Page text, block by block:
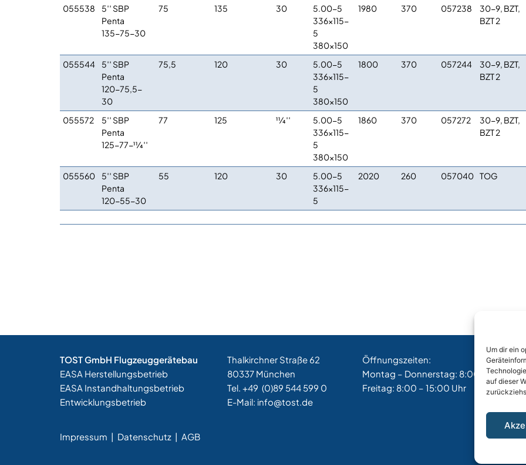
Um dir ein
auf dieser
055538
5′′ SBP
Penta
135-75-30
75 135 30
5.00-5
336×115-
5
380×150
1980 370 057238
30-9, BZT,
BZT 2
055544
5′′ SBP
Penta
120-75,5-
30
75,5 120 30
5.00-5
336×115-
5
380×150
1800 370 057244
30-9, BZT,
BZT 2
055572
5′′ SBP
Penta
125-77-11⁄4′′
77 125 11⁄4′′
5.00-5
336×115-
5
380×150
1860 370 057272
30-9, BZT,
BZT 2
055560
5′′ SBP
Penta
120-55-30
55 120 30
5.00-5
336×115-
5
2020 260 057040 TOG
TOST GmbH Flugzeuggerätebau
EASA Herstellungsbetrieb
EASA Instandhaltungsbetrieb
Entwicklungsbetrieb
Thalkirchner Straße 62
80337 München
Tel. +49 (0)89 544 599 0
E-Mail: info@tost.de
Öffnungszeiten:
Montag – Donnerstag: 8:00 – 17:00
Freitag: 8:00 – 15:00 Uhr
Impressum | Datenschutz | AGB